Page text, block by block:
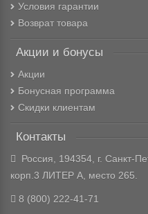
Условия гарантии
Возврат товара
Акции и бонусы
Акции
Бонусная программа
Скидки клиентам
Контакты
Россия, 194354, г. Санкт-
корп.3 ЛИТЕР А, место 265.
8 (800) 222-41-71